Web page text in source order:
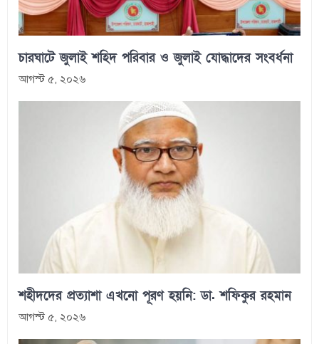
চারঘাটে জুলাই শহিদ পরিবার ও জুলাই যোদ্ধাদের সংবর্ধনা
আগস্ট ৫, ২০২৬
শহীদদের প্রত্যাশা এখনো পূরণ হয়নি: ডা. শফিকুর রহমান
আগস্ট ৫, ২০২৬